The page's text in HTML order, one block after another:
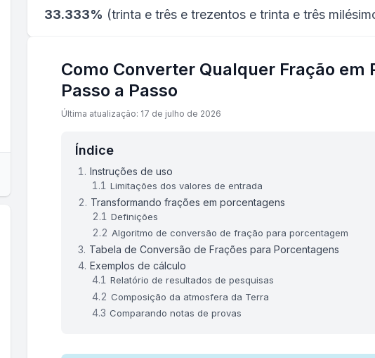
33.333% (trinta e três e trezentos e trinta e três
Como Converter Qualquer Fração em
Passo a Passo
Última atualização: 17 de julho de 2026
Índice
Instruções de uso
Limitações dos valores de entrada
Transformando frações em porcentagens
Definições
Algoritmo de conversão de fração para porcentagem
Tabela de Conversão de Frações para Porcentagens
Exemplos de cálculo
Relatório de resultados de pesquisas
Composição da atmosfera da Terra
Comparando notas de provas